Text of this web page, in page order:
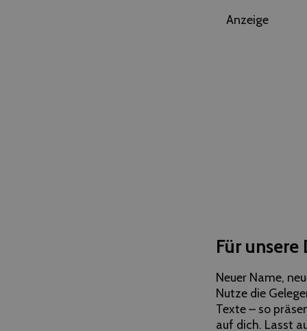
Anzeige
Für
Neuer Name,
Nutze die
Texte – so
auf dich. Lasst